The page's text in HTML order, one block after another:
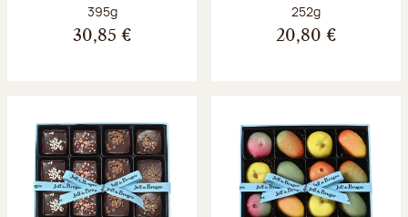
Poids net :
395g
30,85 €
Poids net :
252g
20,80 €